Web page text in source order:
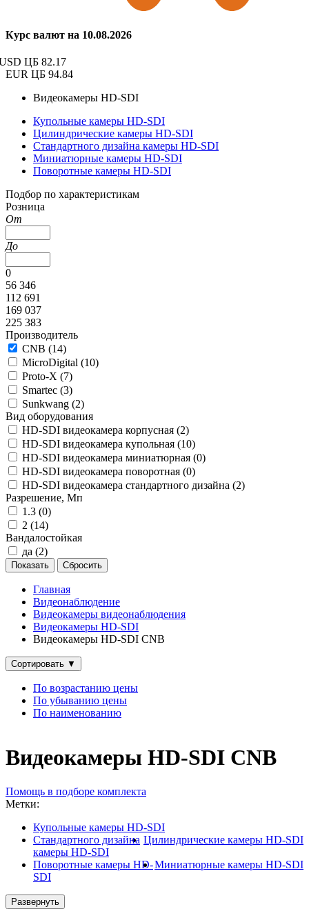
Курс валют на 10.08.2026
ЦБ 82.17
EUR ЦБ 94.84
Видеокамеры HD-SDI
Купольные камеры HD-SDI
Цилиндрические камеры HD-SDI
Стандартного дизайна камеры HD-SDI
Миниатюрные камеры HD-SDI
Поворотные камеры HD-SDI
Подбор по характеристикам
Розница
От
До
0
56 346
112 691
169 037
225 383
Производитель
CNB (14)
MicroDigital (10)
Proto-X (7)
Smartec (3)
Sunkwang (2)
Вид оборудования
HD-SDI видеокамера корпусная (2)
HD-SDI видеокамера купольная (10)
HD-SDI видеокамера миниатюрная (0)
HD-SDI видеокамера поворотная (0)
HD-SDI видеокамера стандартного дизайна (2)
Разрешение, Мп
1.3 (0)
2 (14)
Вандалостойкая
да (2)
Главная
Видеонаблюдение
Видеокамеры видеонаблюдения
Видеокамеры HD-SDI
Видеокамеры HD-SDI CNB
Сортировать ▼
По возрастанию цены
По убыванию цены
По наименованию
Видеокамеры HD-SDI CNB
Помощь в подборе комплекта
Метки:
Купольные камеры HD-SDI
Цилиндрические камеры HD-SDI
Стандартного дизайна
камеры HD-SDI
Миниатюрные камеры HD-SDI
Поворотные камеры HD-
SDI
Развернуть